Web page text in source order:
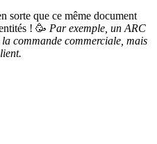
sorte que ce même document
! 🥳 Par exemple, un ARC
commande commerciale, mais